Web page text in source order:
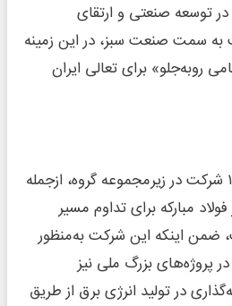
توسعه صنعتی و ارتقای
سمت صنعت سبز، در این زمینه
روبه‌جلو» برای تعالی ایران
ایجاد و توسعه بیش از ۱۲۰ شرکت در زیرمجموعه گروه، ازجمله
مبارکه برای تداوم مسیر
ضمن اینکه این شرکت به‌منظور
پروژه‌های بزرگ ملی نیز
در تولید انرژی برق از طریق